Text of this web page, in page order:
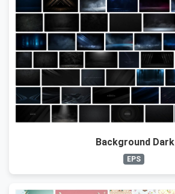
Background Dark
EPS